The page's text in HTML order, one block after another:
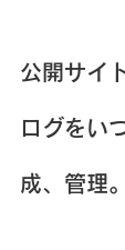
公開サイ
ログをい
成、管理。